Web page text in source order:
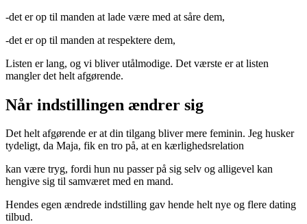
-det er op til manden at lade være med at såre dem,
-det er op til manden at respektere dem,
Listen er lang, og vi bliver utålmodige. Det værste er at listen
mangler det helt afgørende.
Når indstillingen ændrer sig
Det helt afgørende er at din tilgang bliver mere feminin. Jeg husker
tydeligt, da Maja, fik en tro på, at en kærlighedsrelation
kan være tryg, fordi hun nu passer på sig selv og alligevel kan
hengive sig til samværet med en mand.
Hendes egen ændrede indstilling gav hende helt nye og flere dating
tilbud.